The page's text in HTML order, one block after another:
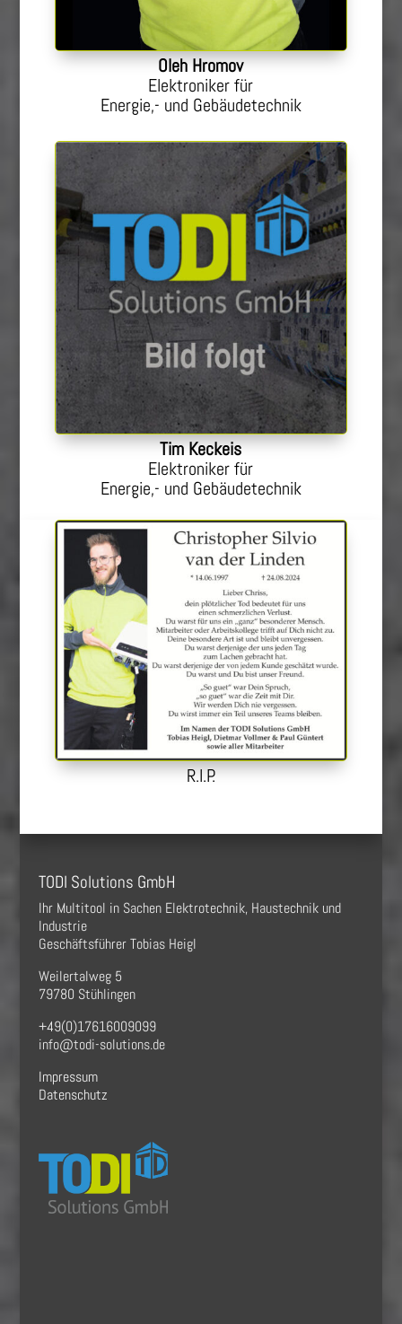
Oleh Hromov
Elektroniker für
Energie,- und Gebäudetechnik
Tim Keckeis
Elektroniker für
Energie,- und Gebäudetechnik
R.I.P.
TODI Solutions GmbH
Ihr Multitool in Sachen Elektrotechnik, Haustechnik und
Industrie
Geschäftsführer Tobias Heigl
Weilertalweg 5
79780 Stühlingen
+49(0)17616009099
info@todi-solutions.de
Impressum
Datenschutz